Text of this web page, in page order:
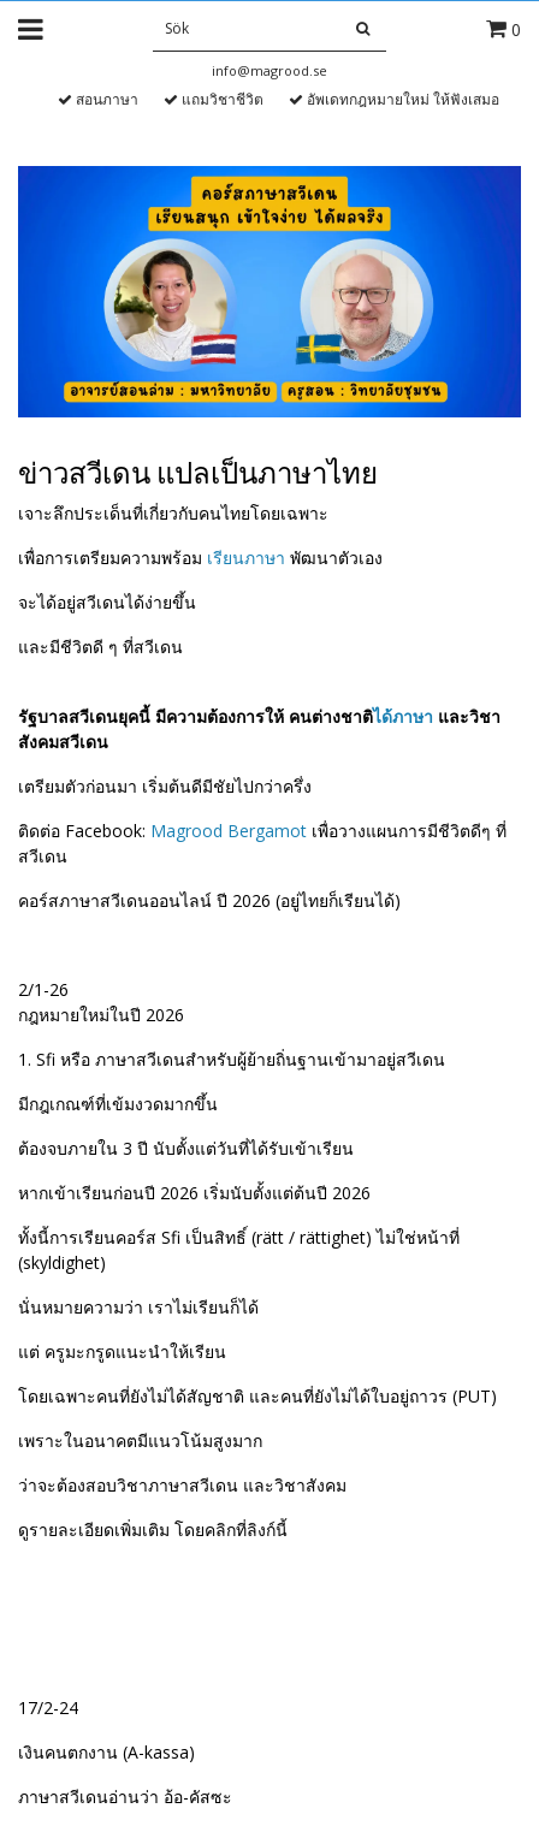
0
info@magrood.se
สอนภาษา แถมวิชาชีวิต อัพเดทกฎหมายใหม่ ให้ฟังเสมอ
ข่าวสวีเดน แปลเป็นภาษาไทย
เจาะลึกประเด็นที่เกี่ยวกับคนไทยโดยเฉพาะ
เพื่อการเตรียมความพร้อม เรียนภาษา พัฒนาตัวเอง
จะได้อยู่สวีเดนได้ง่ายขึ้น
และมีชีวิตดี ๆ ที่สวีเดน
รัฐบาลสวีเดนยุคนี้ มีความต้องการให้ คนต่างชาติได้ภาษา และวิชา
สังคมสวีเดน
เตรียมตัวก่อนมา เริ่มต้นดีมีชัยไปกว่าครึ่ง
ติดต่อ Facebook: Magrood Bergamot เพื่อวางแผนการมีชีวิตดีๆ ที่
สวีเดน
คอร์สภาษาสวีเดนออนไลน์ ปี 2026 (อยู่ไทยก็เรียนได้)
2/1-26
กฎหมายใหม่ในปี 2026
1. Sfi หรือ ภาษาสวีเดนสำหรับผู้ย้ายถิ่นฐานเข้ามาอยู่สวีเดน
มีกฎเกณฑ์ที่เข้มงวดมากขึ้น
ต้องจบภายใน 3 ปี นับตั้งแต่วันที่ได้รับเข้าเรียน
หากเข้าเรียนก่อนปี 2026 เริ่มนับตั้งแต่ต้นปี 2026
ทั้งนี้การเรียนคอร์ส Sfi เป็นสิทธิ์ (rätt / rättighet) ไม่ใช่หน้าที่
(skyldighet)
นั่นหมายความว่า เราไม่เรียนก็ได้
แต่ ครูมะกรูดแนะนำให้เรียน
โดยเฉพาะคนที่ยังไม่ได้สัญชาติ และคนที่ยังไม่ได้ใบอยู่ถาวร (PUT)
เพราะในอนาคตมีแนวโน้มสูงมาก
ว่าจะต้องสอบวิชาภาษาสวีเดน และวิชาสังคม
ดูรายละเอียดเพิ่มเติม โดยคลิกที่ลิงก์นี้
17/2-24
เงินคนตกงาน (A-kassa)
ภาษาสวีเดนอ่านว่า อ้อ-คัสซะ